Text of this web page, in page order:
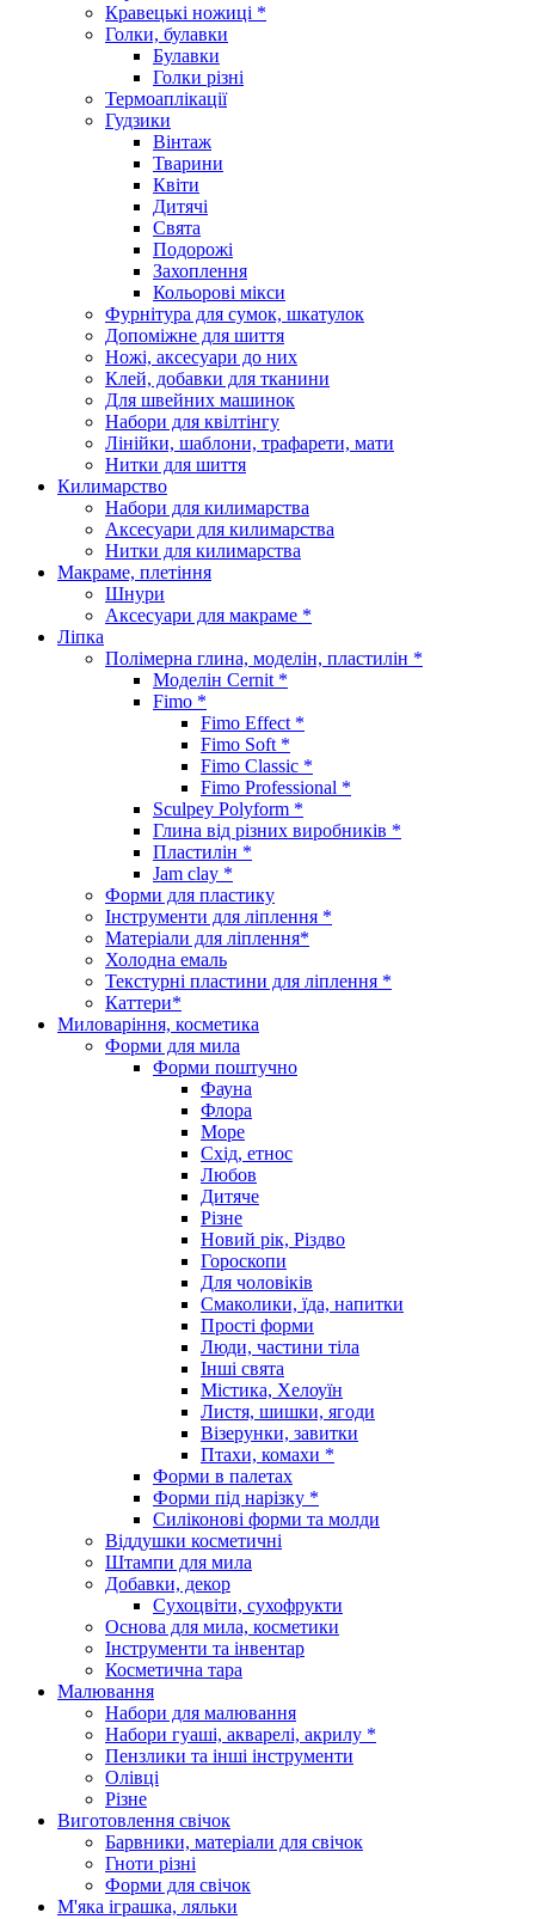
Кравецькі ножиці *
Голки, булавки
Булавки
Голки різні
Термоаплікації
Гудзики
Вінтаж
Тварини
Квіти
Дитячі
Свята
Подорожі
Захоплення
Кольорові мікси
Фурнітура для сумок, шкатулок
Допоміжне для шиття
Ножі, аксесуари до них
Клей, добавки для тканини
Для швейних машинок
Набори для квілтінгу
Лінійки, шаблони, трафарети, мати
Нитки для шиття
Килимарство
Набори для килимарства
Аксесуари для килимарства
Нитки для килимарства
Макраме, плетіння
Шнури
Аксесуари для макраме *
Ліпка
Полімерна глина, моделін, пластилін *
Моделін Cernit *
Fimo *
Fimo Effect *
Fimo Soft *
Fimo Classic *
Fimo Professional *
Sculpey Polyform *
Глина від різних виробників *
Пластилін *
Jam clay *
Форми для пластику
Інструменти для ліплення *
Матеріали для ліплення*
Холодна емаль
Текстурні пластини для ліплення *
Каттери*
Миловаріння, косметика
Форми для мила
Форми поштучно
Фауна
Флора
Море
Схід, етнос
Любов
Дитяче
Різне
Новий рік, Різдво
Гороскопи
Для чоловіків
Смаколики, їда, напитки
Прості форми
Люди, частини тіла
Інші свята
Містика, Хелоуїн
Листя, шишки, ягоди
Візерунки, завитки
Птахи, комахи *
Форми в палетах
Форми під нарізку *
Силіконові форми та молди
Віддушки косметичні
Штампи для мила
Добавки, декор
Сухоцвіти, сухофрукти
Основа для мила, косметики
Інструменти та інвентар
Косметична тара
Малювання
Набори для малювання
Набори гуаші, акварелі, акрилу *
Пензлики та інші інструменти
Олівці
Різне
Виготовлення свічок
Барвники, матеріали для свічок
Гноти різні
Форми для свічок
М'яка іграшка, ляльки